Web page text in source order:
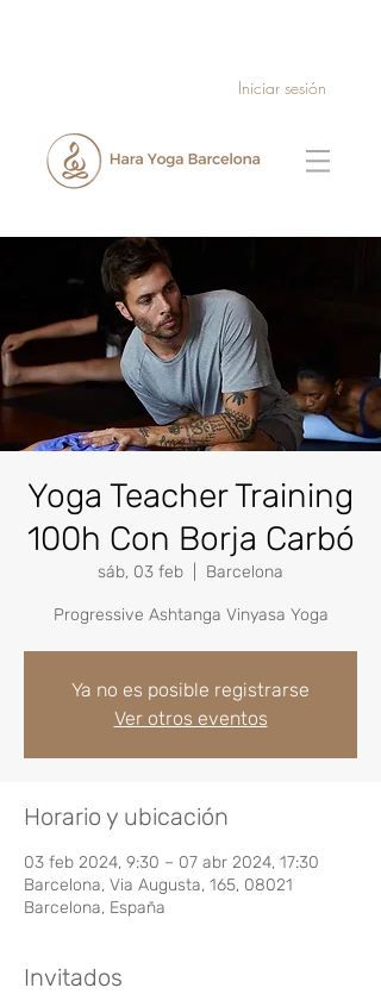
Iniciar sesión
Yoga Teacher Training
100h Con Borja Carbó
sáb, 03 feb Barcelona
Progressive Ashtanga Vinyasa Yoga
Ya no es posible registrarse
Ver otros eventos
Horario y ubicación
03 feb 2024, 9:30 – 07 abr 2024, 17:30
Barcelona, Via Augusta, 165, 08021
Barcelona, España
Invitados